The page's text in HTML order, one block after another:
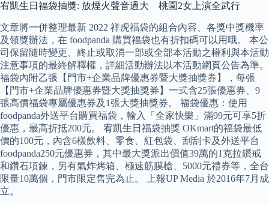
宥凱生日福袋抽獎: 放煙火聲音過大 桃園2女上演全武行
文章將一併整理最新 2022 祥虎福袋的組合內容、各獎中獎機率
及領獎辦法，在 foodpanda 購買福袋也有折扣碼可以用哦。 本公
司保留隨時變更、終止或取消一部或全部本活動之權利與本活動
注意事項的最終解釋權，詳細活動辦法以本活動網頁公告為準。
福袋內附乙張【門市+企業品牌優惠券暨大獎抽獎券】，每張
【門市+企業品牌優惠券暨大獎抽獎券】一式含25張優惠券、9
張高價福袋專屬優惠券及1張大獎抽獎券。 福袋優惠：使用
foodpanda外送平台購買福袋，輸入「全家快樂」滿99元可享5折
優惠，最高折抵200元。 宥凱生日福袋抽獎 OKmart的福袋最低
價的100元，內含6樣飲料、零食、紅包袋、刮刮卡及外送平台
foodpanda250元優惠券，其中最大獎派出價值39萬的1克拉鑽戒
和鑽石項鍊，另有氣炸烤箱、極速筋膜槍、5000元禮券等，全台
限量10萬個，門市限定售完為止。 上報UP Media 於2016年7月成
立。